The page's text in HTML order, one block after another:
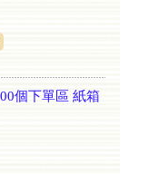
個下單區 紙箱